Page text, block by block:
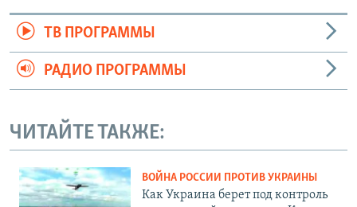
ТВ ПРОГРАММЫ
РАДИО ПРОГРАММЫ
ЧИТАЙТЕ ТАКЖЕ:
ВОЙНА РОССИИ ПРОТИВ УКРАИНЫ
Как Украина берет под контроль